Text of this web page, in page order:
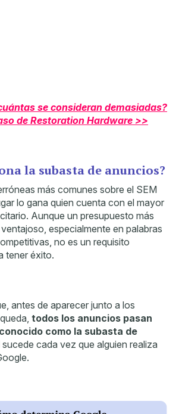
se consideran demasiadas?
de Restoration Hardware >>
la subasta de anuncios?
más comunes sobre el SEM
lo gana quien cuenta con el mayor
Aunque un presupuesto más
especialmente en palabras
no es un requisito
tener éxito.
antes de aparecer junto a los
todos los anuncios pasan
como la subasta de
sucede cada vez que alguien realiza